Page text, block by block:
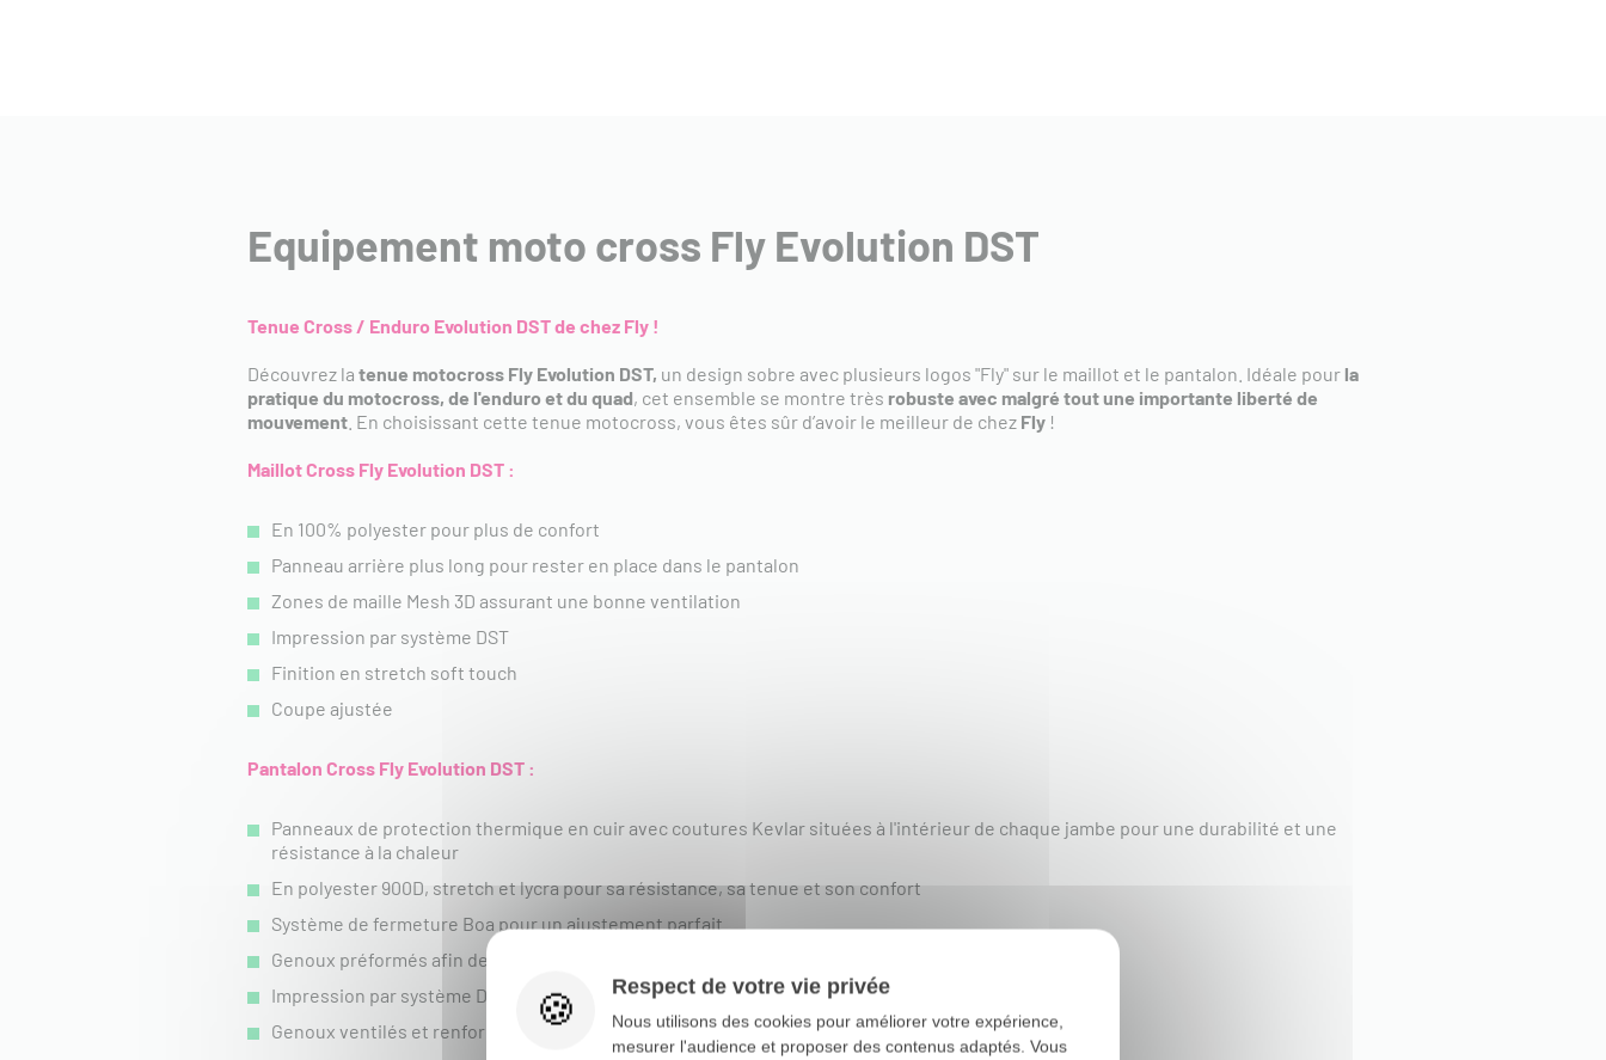
Equipement moto cross Fly Evolution DST
Tenue Cross / Enduro Evolution DST de chez Fly !
Découvrez la tenue motocross Fly Evolution DST, un design sobre avec plusieurs logos "Fly" sur le maillot et le pantalon. Idéale pour la
pratique du motocross, de l'enduro et du quad, cet ensemble se montre très robuste avec malgré tout une importante liberté de
mouvement . En choisissant cette tenue motocross, vous êtes sûr d’avoir le meilleur de chez Fly !
Maillot Cross Fly Evolution DST :
En 100% polyester pour plus de confort
Panneau arrière plus long pour rester en place dans le pantalon
Zones de maille Mesh 3D assurant une bonne ventilation
Impression par système DST
Finition en stretch soft touch
Coupe ajustée
Pantalon Cross Fly Evolution DST :
Panneaux de protection thermique en cuir avec coutures Kevlar situées à l'intérieur de chaque jambe pour une durabilité et une
résistance à la chaleur
En polyester 900D, stretch et lycra pour sa résistance, sa tenue et son confort
Système de fermeture Boa pour un ajustement parfait
Genoux préformés afin de faciliter l'enfilage
Impression par système DST
Genoux ventilés et renforcés
Respect de votre vie privée
Nous utilisons des cookies pour améliorer votre expérience,
mesurer l'audience et proposer des contenus adaptés. Vous